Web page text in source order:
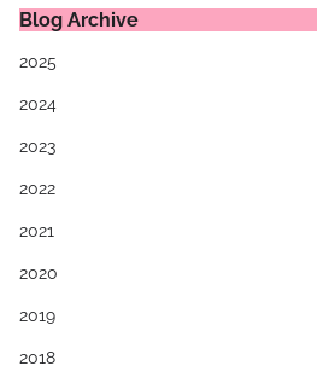
Blog Archive
2025
2024
2023
2022
2021
2020
2019
2018